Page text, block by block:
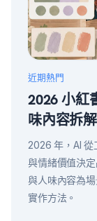
近期熱門
2026 小紅
味內容拆
2026 年，AI 從
與情緒價值決
與人味內容為
實作方法。